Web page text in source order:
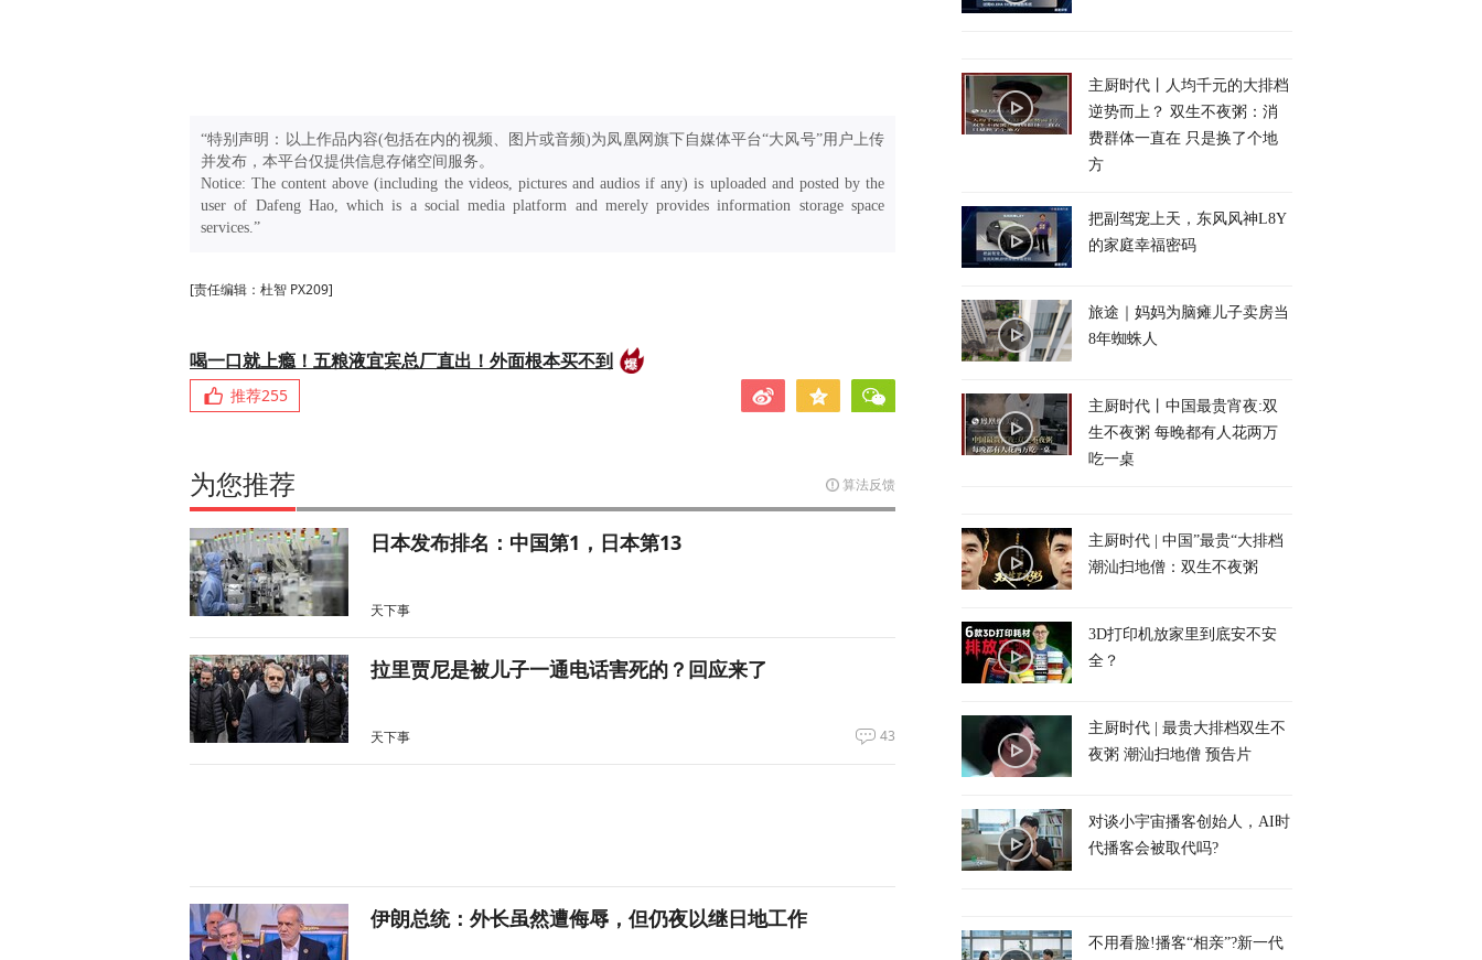
“特别声明：以上作品内容(包括在内的视频、图片或音频)为凤凰网旗下自媒体平台“大风号”用户上传
并发布，本平台仅提供信息存储空间服务。
Notice: The content above (including the videos, pictures and audios if any) is uploaded and posted by the
user of Dafeng Hao, which is a social media platform and merely provides information storage space
services.”
[责任编辑：杜智 PX209]
喝一口就上瘾！五粮液宜宾总厂直出！外面根本买不到
推荐255
为您推荐 算法反馈
日本发布排名：中国第1，日本第13
天下事
拉里贾尼是被儿子一通电话害死的？回应来了
天下事 43
伊朗总统：外长虽然遭侮辱，但仍夜以继日地工作
主厨时代丨人均千元的大排档
逆势而上？ 双生不夜粥：消
费群体一直在 只是换了个地
方
把副驾宠上天，东风风神L8Y
的家庭幸福密码
旅途｜妈妈为脑瘫儿子卖房当
8年蜘蛛人
主厨时代丨中国最贵宵夜:双
生不夜粥 每晚都有人花两万
吃一桌
主厨时代 | 中国”最贵“大排档
潮汕扫地僧：双生不夜粥
3D打印机放家里到底安不安
全？
主厨时代 | 最贵大排档双生不
夜粥 潮汕扫地僧 预告片
对谈小宇宙播客创始人，AI时
代播客会被取代吗?
不用看脸!播客“相亲”?新一代